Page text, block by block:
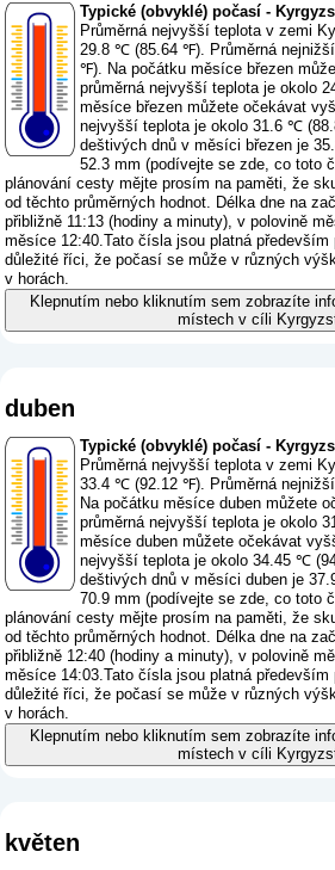
Typické (obvyklé) počasí -
Průměrná nejvyšší teplota v zemi
29.8 ℃ (85.64 ℉). Průměrná
℉). Na počátku měsíce březen
průměrná nejvyšší teplota je okolo
měsíce březen můžete očekávat
nejvyšší teplota je okolo 31.6 ℃
deštivých dnů v měsíci březen je
52.3 mm (podívejte se zde, co toto
plánování cesty mějte prosím na paměti, že
od těchto průměrných hodnot. Délka dne na
přibližně 11:13 (hodiny a minuty), v polovině
měsíce 12:40.Tato čísla jsou platná
důležité říci, že počasí se může v různých
v horách.
Klepnutím nebo kliknutím sem zobrazíte
místech v cíli
duben
Typické (obvyklé) počasí -
Průměrná nejvyšší teplota v zemi
33.4 ℃ (92.12 ℉). Průměrná
Na počátku měsíce duben můžete
průměrná nejvyšší teplota je okolo
měsíce duben můžete očekávat
nejvyšší teplota je okolo 34.45 ℃
deštivých dnů v měsíci duben je
70.9 mm (podívejte se zde, co toto
plánování cesty mějte prosím na paměti, že
od těchto průměrných hodnot. Délka dne na
přibližně 12:40 (hodiny a minuty), v polovině
měsíce 14:03.Tato čísla jsou platná
důležité říci, že počasí se může v různých
v horách.
Klepnutím nebo kliknutím sem zobrazíte
místech v cíli
květen